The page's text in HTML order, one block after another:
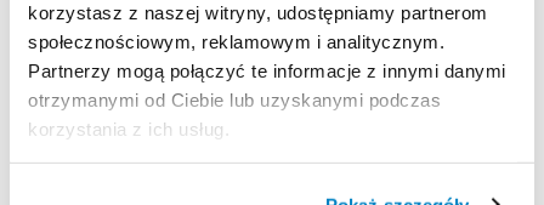
korzystasz z naszej witryny, udostępniamy partnerom
społecznościowym, reklamowym i analitycznym.
Partnerzy mogą połączyć te informacje z innymi danymi
otrzymanymi od Ciebie lub uzyskanymi podczas
korzystania z ich usług.
Regulamin wypożyczalni
KAUCJA
Pro vypůjčení produktu není vyžadována vratná či